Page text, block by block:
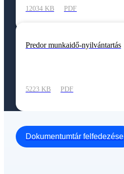
12034 KB PDF
Predor munkaidő-nyilvántartás
5223 KB PDF
Dokumentumtár felfedezése